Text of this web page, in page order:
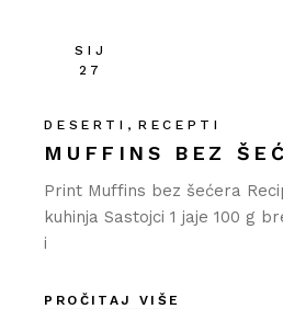
SIJ
27
DESERTI RECEPTI
MUFFINS BEZ
Print Muffins bez šećera
kuhinja Sastojci 1 jaje 100 g
i
PROČITAJ VIŠE